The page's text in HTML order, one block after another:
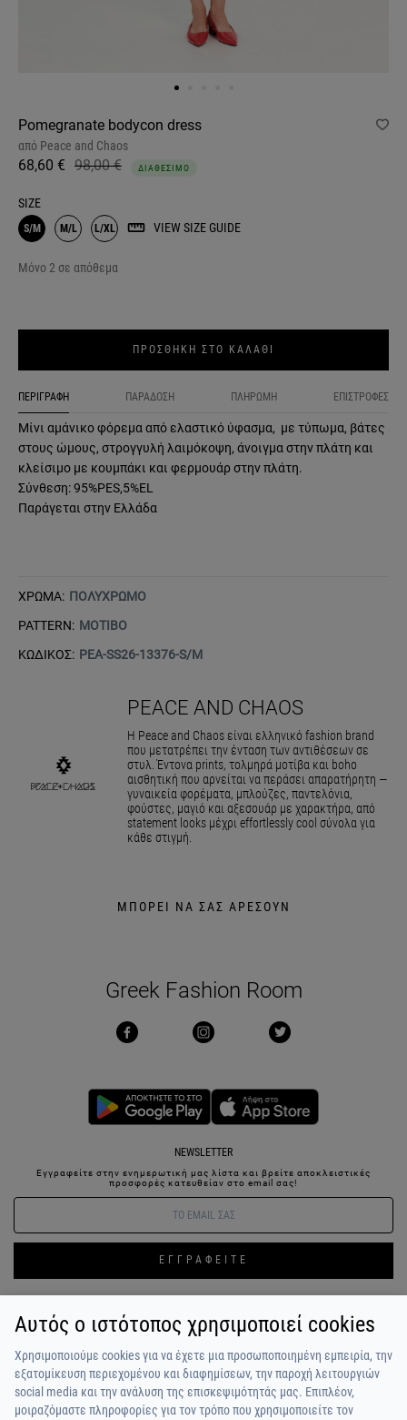
Pomegranate bodycon dress
από Peace and Chaos
68,60 € 98,00 € ΔΙΑΘΕΣΙΜΟ
SIZE
S/M M/L L/XL VIEW SIZE GUIDE
Μόνο 2 σε απόθεμα
ΠΡΟΣΘΗΚΗ ΣΤΟ ΚΑΛΑΘΙ
ΠΕΡΙΓΡΑΦΗ ΠΑΡΑΔΟΣΗ ΠΛΗΡΩΜΗ ΕΠΙΣΤΡΟΦΕΣ
Μίνι αμάνικο φόρεμα από ελαστικό ύφασμα, με τύπωμα, βάτες
στους ώμους, στρογγυλή λαιμόκοψη, άνοιγμα στην πλάτη και
κλείσιμο με κουμπάκι και φερμουάρ στην πλάτη.
Σύνθεση: 95%PES,5%EL
Παράγεται στην Ελλάδα
ΧΡΩΜΑ: ΠΟΛΥΧΡΩΜΟ
PATTERN: ΜΟΤΙΒΟ
ΚΩΔΙΚΟΣ: PEA-SS26-13376-S/M
PEACE AND CHAOS
Η Peace and Chaos είναι ελληνικό fashion brand
που μετατρέπει την ένταση των αντιθέσεων σε
στυλ. Έντονα prints, τολμηρά μοτίβα και boho
αισθητική που αρνείται να περάσει απαρατήρητη —
γυναικεία φορέματα, μπλούζες, παντελόνια,
φούστες, μαγιό και αξεσουάρ με χαρακτήρα, από
statement looks μέχρι effortlessly cool σύνολα για
κάθε στιγμή.
ΜΠΟΡΕΙ ΝΑ ΣΑΣ ΑΡΕΣΟΥΝ
Greek Fashion Room
NEWSLETTER
Εγγραφείτε στην ενημερωτική μας λίστα και βρείτε αποκλειστικές
προσφορές κατευθείαν στο email σας!
ΕΓΓΡΑΦΕΙΤΕ
ΣΥΝΔΕΣΗ / ΕΓΓΡΑΦΗ ΑΓΑΠΗΜΕΝΑ ΕΠΙΚΟΙΝΩΝΙΑ
ΟΡΟΙ ΧΡΗΣΗΣ
ΠΟΙΟΙ ΕΙΜΑΣΤΕ
ΠΛΗΡΩΜΗ / ΑΠΟΣΤΟΛΗ
ΠΟΛΙΤΙΚΗ ΑΠΟΡΡΗΤΟΥ
Η ΟΜΑΔΑ
ΣΧΟΛΙΑ
ΠΕΛΑΤΩΝ
Αυτός ο ιστότοπος χρησιμοποιεί cookies
Χρησιμοποιούμε cookies για να έχετε μια προσωποποιημένη εμπειρία, την
εξατομίκευση περιεχομένου και διαφημίσεων, την παροχή λειτουργιών
social media και την ανάλυση της επισκεψιμότητάς μας. Επιπλέον,
μοιραζόμαστε πληροφορίες για τον τρόπο που χρησιμοποιείτε τον